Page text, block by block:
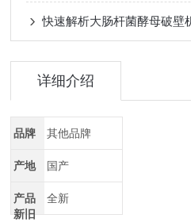
快速解析大肠杆菌酵母破壁
详细介绍
品牌 其他品牌
产地 国产
产品
新旧
全新